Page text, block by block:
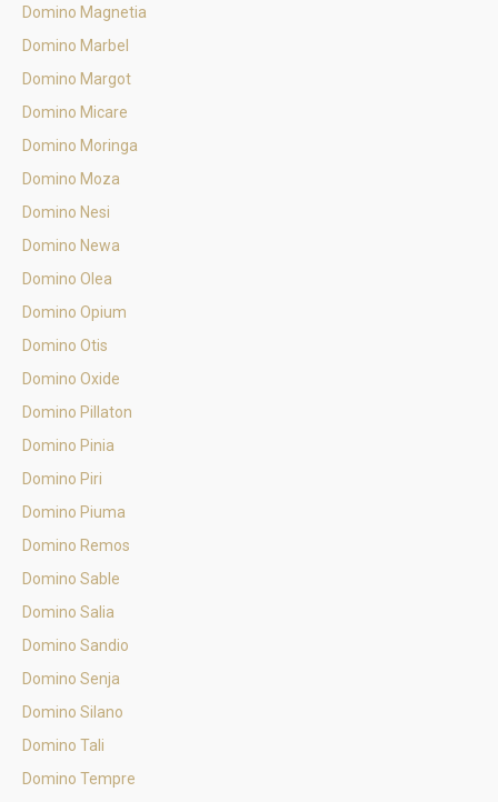
Domino Magnetia
Domino Marbel
Domino Margot
Domino Micare
Domino Moringa
Domino Moza
Domino Nesi
Domino Newa
Domino Olea
Domino Opium
Domino Otis
Domino Oxide
Domino Pillaton
Domino Pinia
Domino Piri
Domino Piuma
Domino Remos
Domino Sable
Domino Salia
Domino Sandio
Domino Senja
Domino Silano
Domino Tali
Domino Tempre